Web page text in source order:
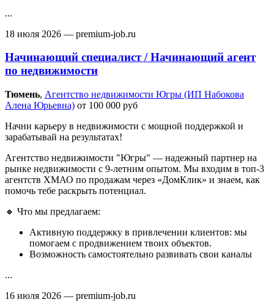
...
18 июля 2026 — premium-job.ru
Начинающий специалист / Начинающий агент
по недвижимости
Тюмень‎, Агентство недвижимости Югры (ИП Набокова
Алена Юрьевна) от 100 000 руб
Начни карьеру в недвижимости с мощной поддержкой и
зарабатывай на результатах!
Агентство недвижимости "Югры" — надежный партнер на
рынке недвижимости с 9-летним опытом. Мы входим в топ-3
агентств ХМАО по продажам через «ДомКлик» и знаем, как
помочь тебе раскрыть потенциал.
🔸 Что мы предлагаем:
Активную поддержку в привлечении клиентов: мы
помогаем с продвижением твоих объектов.
Возможность самостоятельно развивать свои каналы
...
16 июля 2026 — premium-job.ru